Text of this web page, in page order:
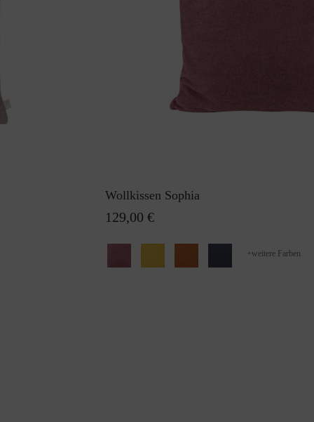
Wollkissen Sophia
129,00 €
+weitere Farben